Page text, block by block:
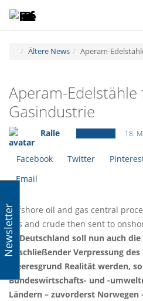
Ältere News Aperam-
Aperam-
Gasindustrie
Ralle 18.
Facebook Twitter
Email
Offshore oil and gas central
gas and crude then sent to
In Deutschland soll nun auch
anschließender Verpressung
Meeresgrund Realität werden,
Bundeswirtschafts- und -
Ländern – zuvorderst
Newsletter